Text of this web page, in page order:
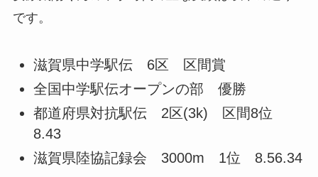
です。
滋賀県中学駅伝 6区 区間賞
全国中学駅伝オープンの部 優勝
都道府県対抗駅伝 2区(3k) 区間8位
8.43
滋賀県陸協記録会 3000m 1位 8.56.34